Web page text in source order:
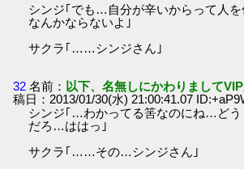
シンジ｢でも…自分が辛いからって人を
なんかならないよ｣
サクラ｢……シンジさん｣
32 名前： 以下、名無しにかわりまして
稿日：2013/01/30(水) 21:00:41.07
シンジ｢…わかってる筈なのにね…どう
だろ…ははっ｣
サクラ｢……その…シンジさん｣